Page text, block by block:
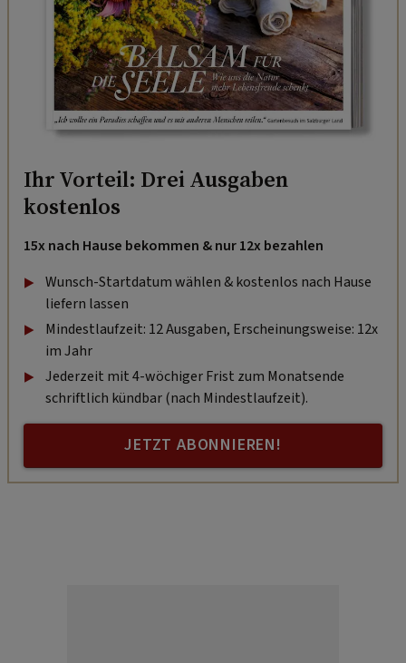
kostenlos
15x nach Hause bekommen & nur 12x bezahlen
Wunsch-Startdatum wählen & kostenlos nach Hause
liefern lassen
Mindestlaufzeit: 12 Ausgaben, Erscheinungsweise: 12x
im Jahr
Jederzeit mit 4-wöchiger Frist zum Monatsende
schriftlich kündbar (nach Mindestlaufzeit).
JETZT ABONNIEREN!